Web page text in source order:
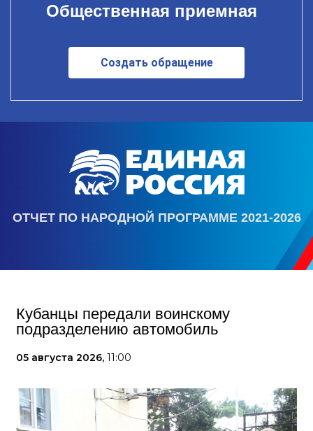
Общественная приемная
Создать обращение
ОТЧЕТ ПО НАРОДНОЙ ПРОГРАММЕ 2021-2026
Кубанцы передали воинскому
подразделению автомобиль
05 августа 2026, 11:00